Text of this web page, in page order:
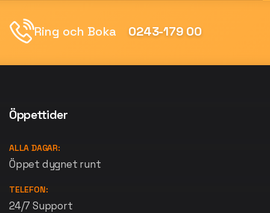
Ring och Boka 0243-179 00
Öppettider
ALLA DAGAR:
Öppet dygnet runt
TELEFON:
24/7 Support